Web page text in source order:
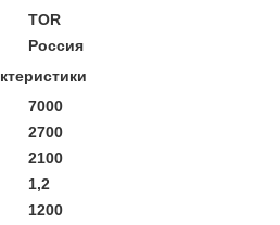
TOR
Россия
7000
2700
2100
1,2
1200